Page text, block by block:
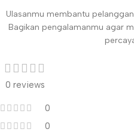
Ulasanmu membantu
Bagikan pengalamanmu agar
0 reviews
0
0